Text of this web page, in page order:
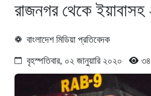
রাজনগর থেকে
বাংলাদেশ মিডিয়া প্রতিবেদক
বৃহস্পতিবার, ০২ জানুয়ারি ২০২০